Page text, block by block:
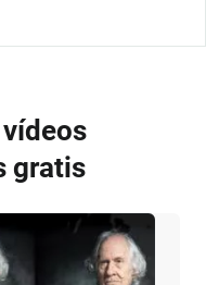
gratis